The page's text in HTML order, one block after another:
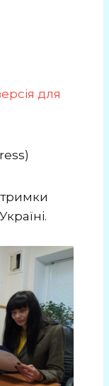
для